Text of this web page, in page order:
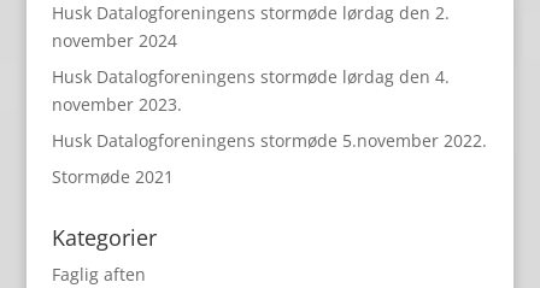
Husk Datalogforeningens stormøde lørdag den 2.
november 2024
Husk Datalogforeningens stormøde lørdag den 4.
november 2023.
Husk Datalogforeningens stormøde 5.november 2022.
Stormøde 2021
Kategorier
Faglig aften